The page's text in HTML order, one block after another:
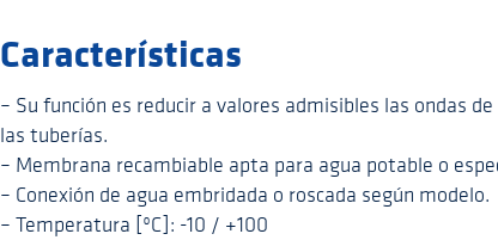
Características
– Su función es reducir a valores admisibles las ondas
las tuberías.
– Membrana recambiable apta para agua potable o
– Conexión de agua embridada o roscada según modelo.
– Temperatura [ºC]: -10 / +100